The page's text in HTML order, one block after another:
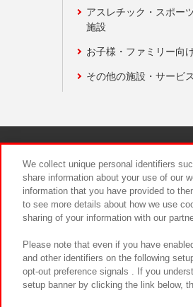
アスレチック・スポー
施設
お子様・ファミリー向
その他の施設・サービス
We collect unique personal identifiers
share information about your use of our
information that you have provided to
to see more details about how we use
sharing of your information with our
Please note that even if you have
and other identifiers on the following
opt-out preference signals . If you
setup banner by clicking the link below,